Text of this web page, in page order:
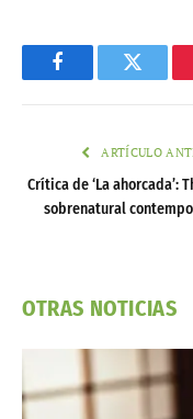
FacebookTwitter
ARTÍCULO
Crítica de ‘La ahorcada’:
sobrenatural
OTRAS NOTICIAS